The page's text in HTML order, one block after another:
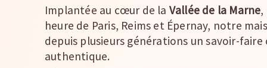
Implantée au cœur de la Vallée de la Marne,
heure de Paris, Reims et Épernay, notre
depuis plusieurs générations un savoir-faire
authentique.